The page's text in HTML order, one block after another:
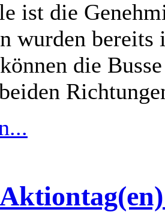
ist die
wurden bereits
die